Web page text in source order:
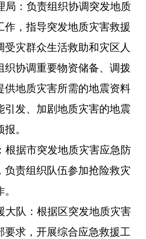
局：负责组织协调突发地质
作，指导突发地质灾害救援
受灾群众生活救助和灾区人
织协调重要物资储备、调拨
供地质灾害所需的地震资料
引发、加剧地质灾害的地震
。
根据市突发地质灾害应急防
负责组织队伍参加抢险救灾
大队：根据区突发地质灾害
要求，开展综合应急救援工